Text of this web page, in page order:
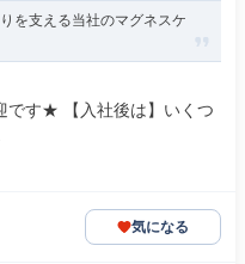
を支える当社のマグネスケ
です★ 【入社後は】いくつ
気になる